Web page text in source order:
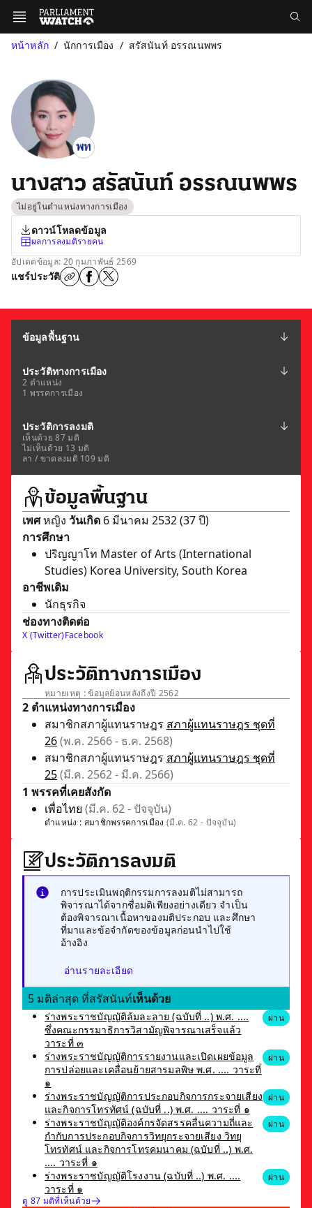
หน้าหลัก นักการเมือง สรัสนันท์ อรรณนพพร
นางสาว สรัสนันท์ อรรณนพพร
ไม่อยู่ในตำแหน่งทางการเมือง
ดาวน์โหลดข้อมูล
ผลการลงมติรายคน
อัปเดตข้อมูล: 20 กุมภาพันธ์ 2569
แชร์ประวัติ
ข้อมูลพื้นฐาน
ประวัติทางการเมือง
2 ตำแหน่ง
1 พรรคการเมือง
ประวัติการลงมติ
เห็นด้วย 87 มติ
ไม่เห็นด้วย 13 มติ
ลา / ขาดลงมติ 109 มติ
ข้อมูลพื้นฐาน
เพศหญิง วันเกิด 6 มีนาคม 2532 (37 ปี)
การศึกษา
ปริญญาโท Master of Arts (International
Studies) Korea University, South Korea
อาชีพเดิม
นักธุรกิจ
ช่องทางติดต่อ
X (Twitter)Facebook
ประวัติทางการเมือง
หมายเหตุ : ข้อมูลย้อนหลังถึงปี 2562
2 ตำแหน่งทางการเมือง
สมาชิกสภาผู้แทนราษฎร สภาผู้แทนราษฎร ชุดที่
26(พ.ค. 2566 - ธ.ค. 2568)
สมาชิกสภาผู้แทนราษฎร สภาผู้แทนราษฎร ชุดที่
25(มี.ค. 2562 - มี.ค. 2566)
1 พรรคที่เคยสังกัด
เพื่อไทย (มี.ค. 62 - ปัจจุบัน)
ตำแหน่ง : สมาชิกพรรคการเมือง(มี.ค. 62 - ปัจจุบัน)
ประวัติการลงมติ
การประเมินพฤติกรรมการลงมติไม่สามารถ
พิจารณาได้จากชื่อมติเพียงอย่างเดียว จำเป็น
ต้องพิจารณาเนื้อหาของมติประกอบ และศึกษา
ที่มาและข้อจำกัดของข้อมูลก่อนนำไปใช้
อ้างอิง
อ่านรายละเอียด
5 มติล่าสุด ที่สรัสนันท์เห็นด้วย
ร่างพระราชบัญญัติล้มละลาย (ฉบับที่ ..) พ.ศ. ....
ซึ่งคณะกรรมาธิการวิสามัญพิจารณาเสร็จแล้ว
วาระที่ ๓
ผ่าน
ร่างพระราชบัญญัติการรายงานและเปิดเผยข้อมูล
การปล่อยและเคลื่อนย้ายสารมลพิษ พ.ศ. .... วาระที่
๑
ผ่าน
ร่างพระราชบัญญัติการประกอบกิจการกระจายเสียง
และกิจการโทรทัศน์ (ฉบับที่ ..) พ.ศ. .... วาระที่ ๑
ผ่าน
ร่างพระราชบัญญัติองค์กรจัดสรรคลื่นความถี่และ
กำกับการประกอบกิจการวิทยุกระจายเสียง วิทยุ
โทรทัศน์ และกิจการโทรคมนาคม (ฉบับที่ ..) พ.ศ.
.... วาระที่ ๑
ผ่าน
ร่างพระราชบัญญัติโรงงาน (ฉบับที่ ..) พ.ศ. ....
วาระที่ ๑
ผ่าน
ดู 87 มติที่เห็นด้วย